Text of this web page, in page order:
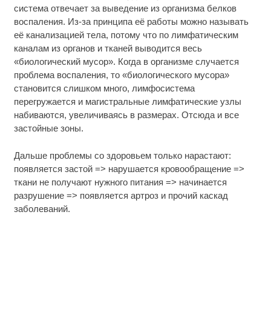
система отвечает за выведение из организма белков
воспаления. Из-за принципа её работы можно называть
её канализацией тела, потому что по лимфатическим
каналам из органов и тканей выводится весь
«биологический мусор». Когда в организме случается
проблема воспаления, то «биологического мусора»
становится слишком много, лимфосистема
перегружается и магистральные лимфатические узлы
набиваются, увеличиваясь в размерах. Отсюда и все
застойные зоны.
Дальше проблемы со здоровьем только нарастают:
появляется застой => нарушается кровообращение =>
ткани не получают нужного питания => начинается
разрушение => появляется артроз и прочий каскад
заболеваний.